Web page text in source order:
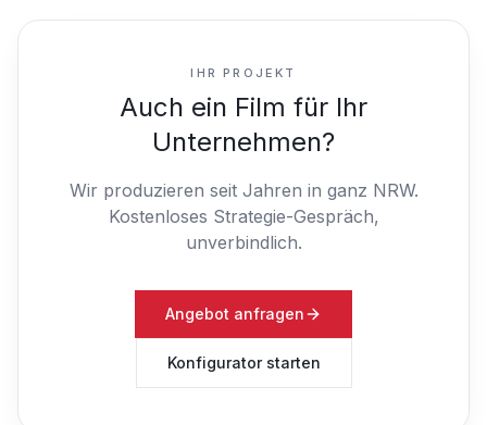
IHR PROJEKT
Auch ein Film für Ihr
Unternehmen?
Wir produzieren seit Jahren in ganz NRW.
Kostenloses Strategie-Gespräch,
unverbindlich.
Angebot anfragen
Konfigurator starten